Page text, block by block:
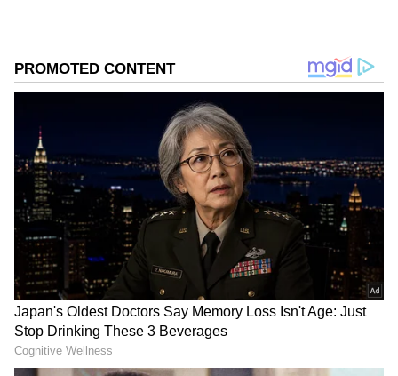
లావాదేవీలను ఎంచుకుంటున్నారా అనే దానిపై ఆధారపడి
ఉంటుంది. అదనంగా, ఖాతా పాన్ (శాశ్వత ఖాతా సంఖ్య)తో
లింక్ చేయబడితే పరిమితులు మారవచ్చు.
గూగుల్‌లో ఆసక్తికరమైన సమాచారం కోసం ఏసియానెట్ తెలుగు
ను మీ ఫ్రిఫర్డ్ సోర్స్ గా ఎంచుకోండి